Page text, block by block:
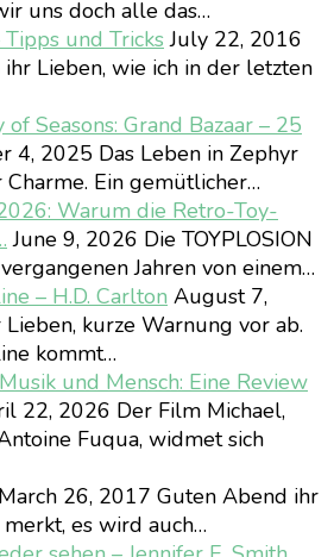
uns doch alle das…
und TricksJuly 22, 2016
Lieben, wie ich in der letzten
Seasons: Grand Bazaar – 25
4, 2025 Das Leben in Zephyr
Ein gemütlicher…
Warum die Retro-Toy-
June 9, 2026 Die TOYPLOSION
Jahren von einem…
– H.D. Carlton August 7,
kurze Warnung vor ab.
kommt…
und Mensch: Eine Review
22, 2026 Der Film Michael,
Fuqua, widmet sich
March 26, 2017 Guten Abend ihr
es wird auch…